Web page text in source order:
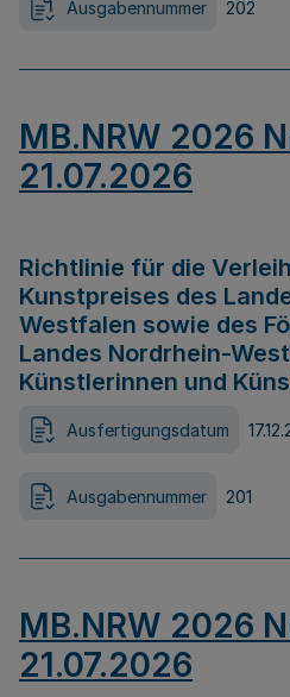
Ausgabennummer 202
MB.NRW 2026
21.07.2026
Richtlinie für die
Kunstpreises des
Westfalen sowie des
Landes Nordrhein-
Künstlerinnen und
Ausfertigungsdatum
Ausgabennummer 201
MB.NRW 2026
21.07.2026